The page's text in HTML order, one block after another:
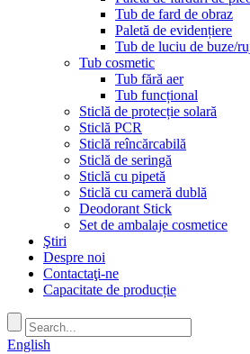
Tub de fard de obraz
Paletă de evidențiere
Tub de luciu de buze/
Tub cosmetic
Tub fără aer
Tub funcțional
Sticlă de protecție solară
Sticlă PCR
Sticlă reîncărcabilă
Sticlă de seringă
Sticlă cu pipetă
Sticlă cu cameră dublă
Deodorant Stick
Set de ambalaje cosmetice
Ştiri
Despre noi
Contactaţi-ne
Capacitate de producție
English